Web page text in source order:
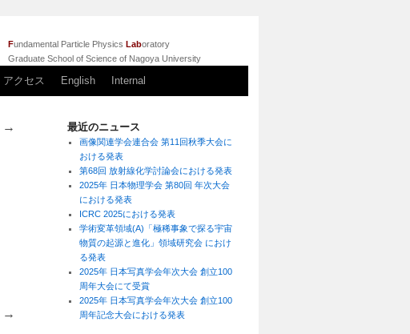
Fundamental Particle Physics Laboratory
Graduate School of Science of Nagoya University
アクセス English Internal
→
→
最近のニュース
画像関連学会連合会 第11回秋季大会に
おける発表
第68回 放射線化学討論会における発表
2025年 日本物理学会 第80回 年次大会
における発表
ICRC 2025における発表
学術変革領域(A)「極稀事象で探る宇宙
物質の起源と進化」領域研究会 におけ
る発表
2025年 日本写真学会年次大会 創立100
周年大会にて受賞
2025年 日本写真学会年次大会 創立100
周年記念大会における発表